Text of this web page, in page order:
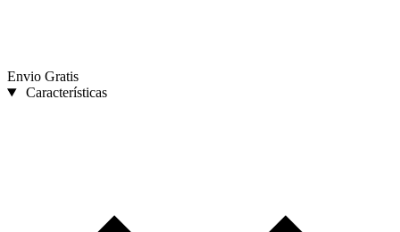
Envio Gratis
Características